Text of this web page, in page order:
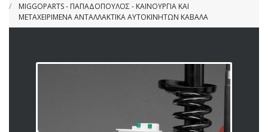
MIGGOPARTS - ΠΑΠΑΔΟΠΟΥΛΟΣ - ΚΑΙΝΟΥΡΓΙΑ ΚΑΙ
ΜΕΤΑΧΕΙΡΙΜΕΝΑ ΑΝΤΑΛΛΑΚΤΙΚΑ ΑΥΤΟΚΙΝΗΤΩΝ ΚΑΒΑΛΑ